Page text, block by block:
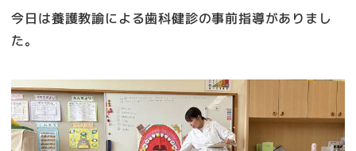
今日は養護教諭による歯科健診の事前指導がありまし
た。